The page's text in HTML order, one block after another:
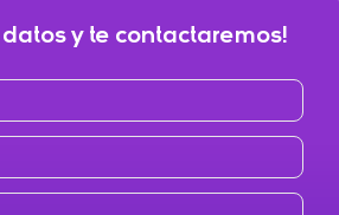
datos y te contactaremos!